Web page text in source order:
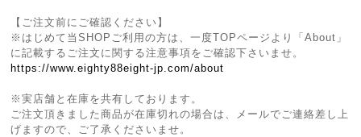
【ご注文前にご確認ください】
※はじめて当SHOPご利用の方は、一度TOPページより「About」
に記載するご注文に関する注意事項をご確認下さいませ。
https://www.eighty88eight-jp.com/about
※実店舗と在庫を共有しております。
ご注文頂きました商品が在庫切れの場合は、メールでご連絡差し上
げますので、ご了承くださいませ。